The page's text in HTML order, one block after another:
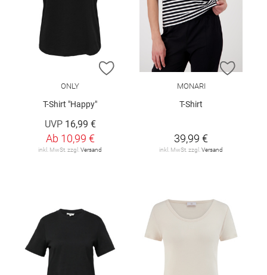
ZUR WUNSCHLISTE HINZUFÜGEN
ONLY
T-Shirt "Happy"
UVP 16,99 €
Ab 10,99 €
inkl. MwSt. zzgl.Versand
ZUR
MONARI
T-Shirt
39,99 €
inkl. MwSt. zzgl.Versand